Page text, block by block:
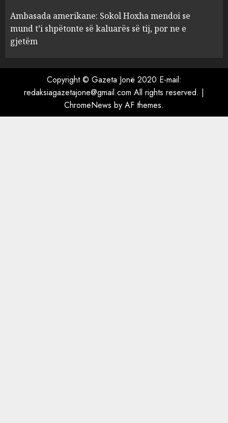
Ambasada amerikane: Sokol Hoxha mendoi se
mund t’i shpëtonte së kaluarës së tij, por ne e
gjetëm
Copyright © Gazeta Jonë 2020 E-mail:
redaksiagazetajone@gmail.com All rights reserved. |
ChromeNews by AF themes.